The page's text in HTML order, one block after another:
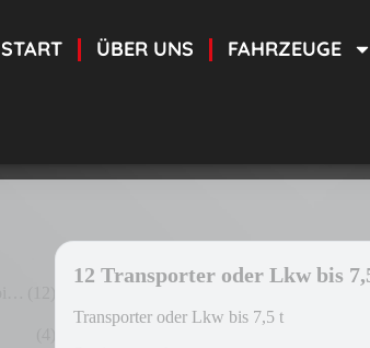
START ÜBER UNS FAHRZEUGE